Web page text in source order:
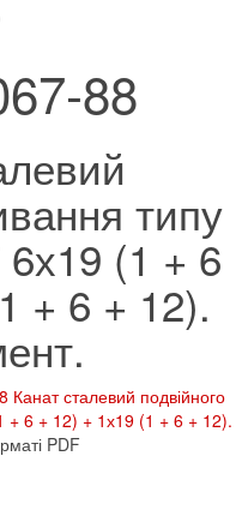
88
типу
6х19 (1 + 6
+ 6 + 12).
сталевий подвійного
+ 6 + 12) + 1х19 (1 + 6 + 12).
PDF